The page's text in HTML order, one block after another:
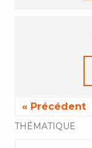
« Précédent
THÉMATIQUE